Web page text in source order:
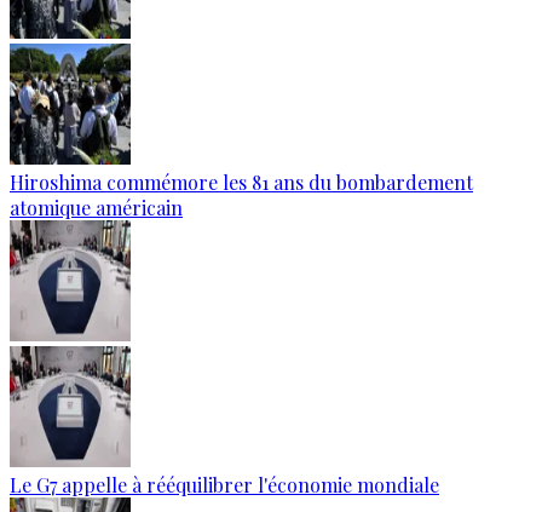
Hiroshima commémore les 81 ans du bombardement
atomique américain
Le G7 appelle à rééquilibrer l'économie mondiale